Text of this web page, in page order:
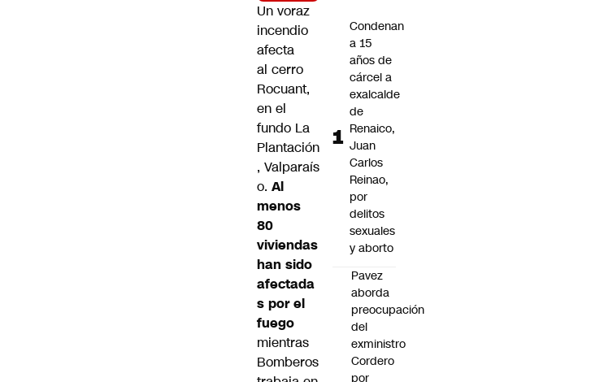
Un voraz
incendio
afecta
al cerro
Rocuant,
en el
fundo La
Plantación
, Valparaís
o. Al
menos
80
viviendas
han sido
afectada
s por el
fuego
mientras
Bomberos
Condenan
a 15
años de
cárcel a
exalcalde
de
Renaico,
Juan
Carlos
Reinao,
por
delitos
sexuales
y aborto
Pavez
aborda
preocupación
del
exministro
Cordero
por